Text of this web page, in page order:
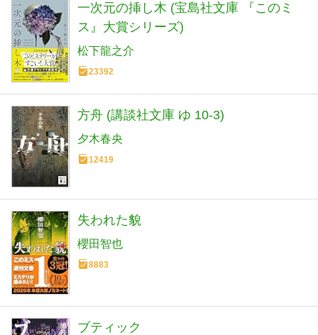
一次元の挿し木 (宝島社文庫 『このミ
ス』大賞シリーズ)
松下龍之介
23392
方舟 (講談社文庫 ゆ 10-3)
夕木春央
12419
失われた貌
櫻田智也
8883
ブティック